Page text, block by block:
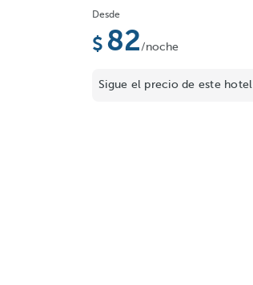
Desde
82/noche
Sigue el precio de este hotel